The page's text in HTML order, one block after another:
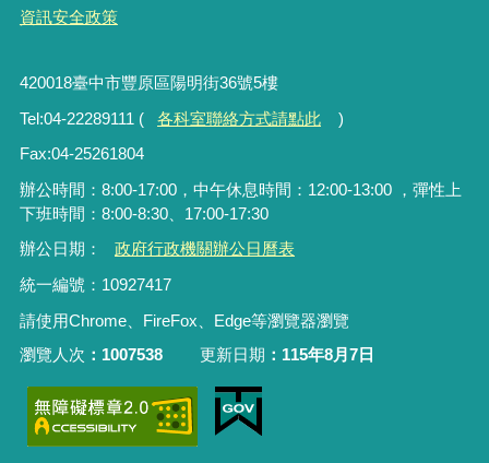
資訊安全政策
420018臺中市豐原區陽明街36號5樓
Tel:04-22289111 (
各科室聯絡方式請點此
)
Fax:04-25261804
辦公時間：8:00-17:00，中午休息時間：12:00-13:00 ，彈性上
下班時間：8:00-8:30、17:00-17:30
辦公日期：
政府行政機關辦公日曆表
統一編號：10927417
請使用Chrome、FireFox、Edge等瀏覽器瀏覽
瀏覽人次
1007538 更新日期 115年8月7日